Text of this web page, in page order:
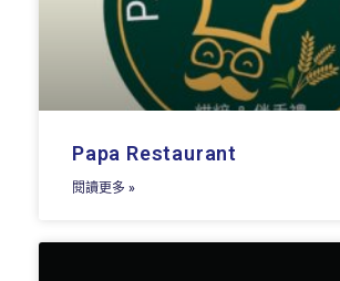
Papa Restaurant
閱讀更多 »